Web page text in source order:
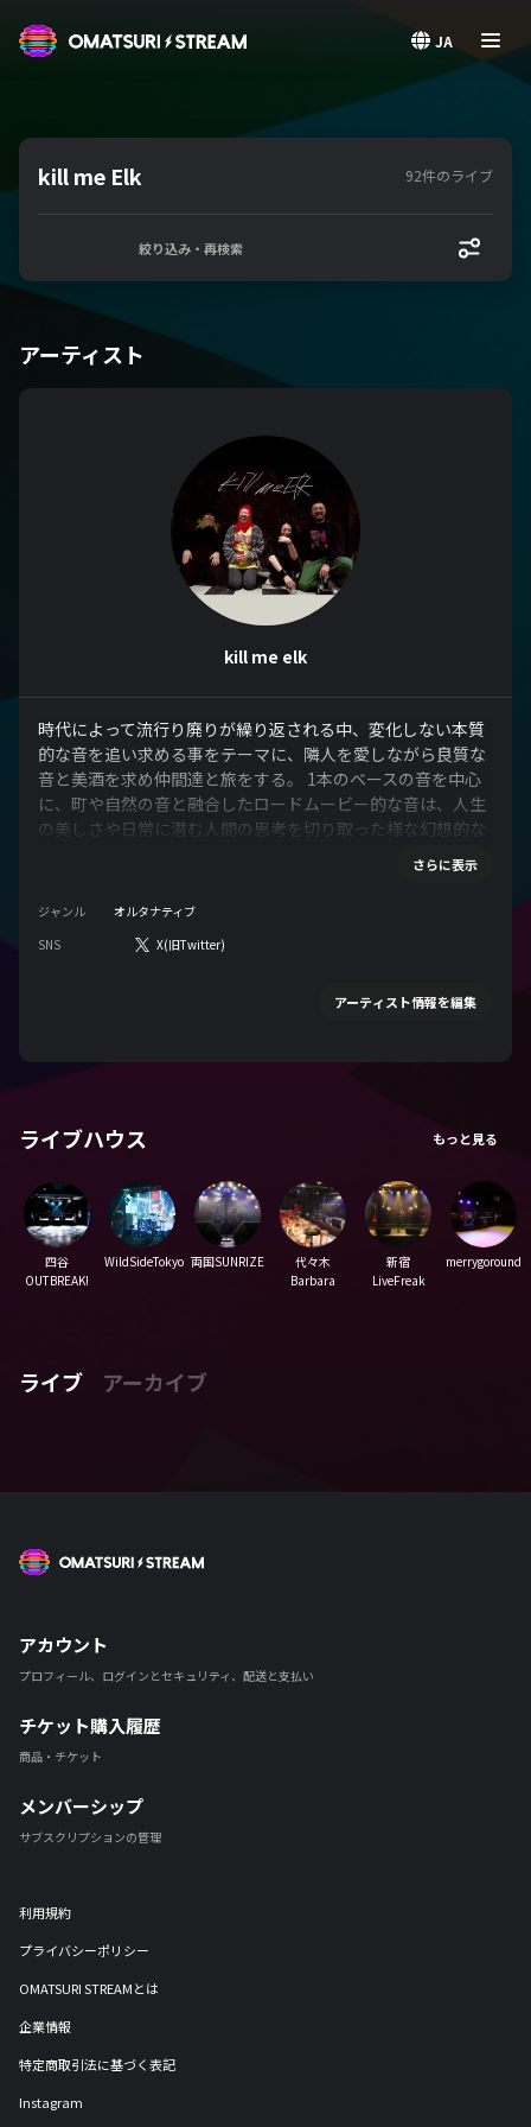
JA
kill me Elk 92件のライブ
絞り込み・再検索
アーティスト
kill me elk
時代によって流行り廃りが繰り返される中、変化しない本質
的な音を追い求める事をテーマに、隣人を愛しながら良質な
音と美酒を求め仲間達と旅をする。 1本のベースの音を中心
に、町や自然の音と融合したロードムービー的な音は、人生
の美しさや日常に潜む人間の思考を切り取った様な幻想的な
世界を創り上げている。 美しい生演奏があれば、町が幸せに
なると信じ 年間133本以上バンド形式で演奏をしている。
さらに表示
ジャンル
オルタナティブ
SNS
X(旧Twitter)
アーティスト情報を編集
ライブハウス
四谷
OUTBREAK!
WildSideTokyo 両国SUNRIZE
代々木
Barbara
新宿
LiveFreak
merrygoround
ライブ アーカイブ
アカウント
プロフィール、ログインとセキュリティ、配送と支払い
チケット購入履歴
商品・チケット
メンバーシップ
サブスクリプションの管理
利用規約
プライバシーポリシー
OMATSURI STREAMとは
企業情報
特定商取引法に基づく表記
Instagram